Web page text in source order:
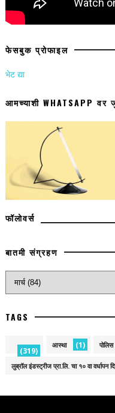
फेसबुक प्रोफाइल
भेट द्या
आमच्याशी WHATSAPP वर
फॉलोवर्स
बातमी संग्रहण
TAGS
(319)
आस्था (1) पोलिस
लुब्रॉल इंडस्ट्रीज प्रा.लि. चा १० वा वर्धापन